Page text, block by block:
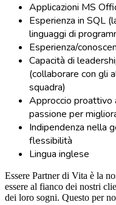
Applicazioni MS
Esperienza in SQL
linguaggi di
Esperienza/
Capacità di
(collaborare con gli
squadra)
Approccio proattivo
passione per
Indipendenza nella
flessibilità
Lingua inglese
Essere Partner di Vita è la
essere al fianco dei nostri
dei loro sogni. Questo per